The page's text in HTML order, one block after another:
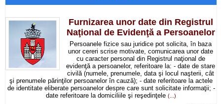
Furnizarea unor date din Registrul
Naţional de Evidenţă a Persoanelor
Persoanele fizice sau juridice pot solicita, în baza
unor cereri scrise motivate, comunicarea unor date
cu caracter personal din Registrul naţional de
evidenţă a persoanelor, referitoare la: - date de stare
civilă (numele, prenumele, data şi locul naşterii, cât
şi prenumele părinţilor persoanelor în cauză); - date referitoare la actele
de identitate eliberate persoanelor despre care sunt solicitate informaţii; -
date referitoare la domiciliile şi reşedinţele (...)